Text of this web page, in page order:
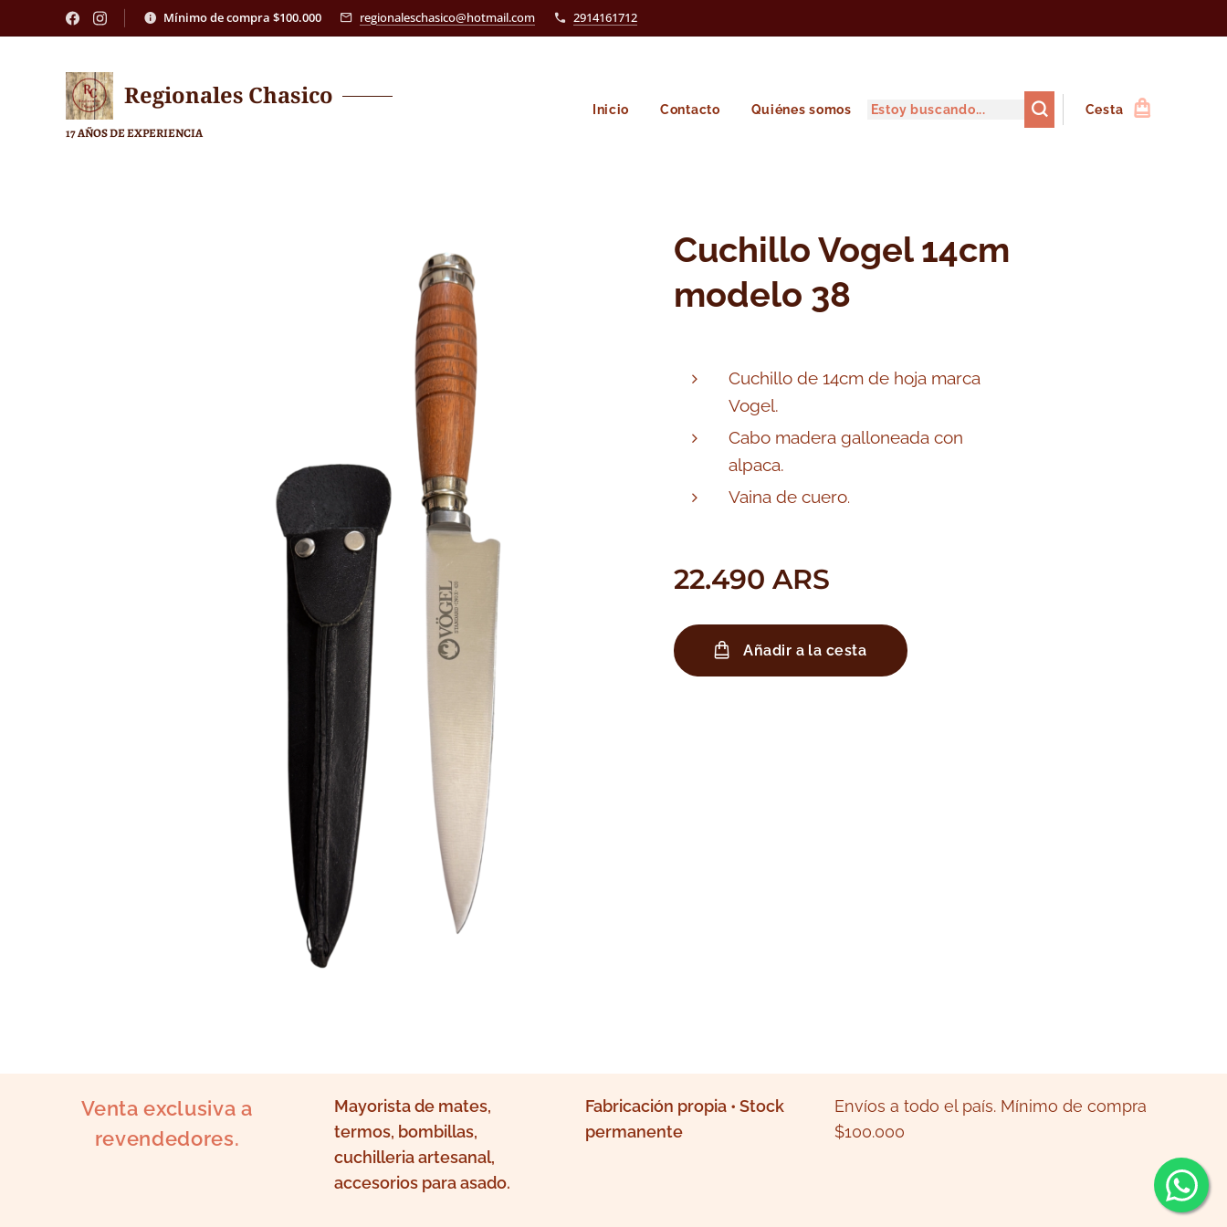
Mínimo de compra $100.000 regionaleschasico@hotmail.com 2914161712
Regionales Chasico
17 AÑOS DE EXPERIENCIA
Inicio Contacto Quiénes somos Cesta
Cuchillo Vogel 14cm
modelo 38
Cuchillo de 14cm de hoja marca
Vogel.
Cabo madera galloneada con
alpaca.
Vaina de cuero.
22.490 ARS
Añadir a la cesta
Venta exclusiva a
revendedores.
Mayorista de mates,
termos, bombillas,
cuchilleria artesanal,
accesorios para asado.
Fabricación propia • Stock
permanente
Envíos a todo el país. Mínimo de compra
$100.000